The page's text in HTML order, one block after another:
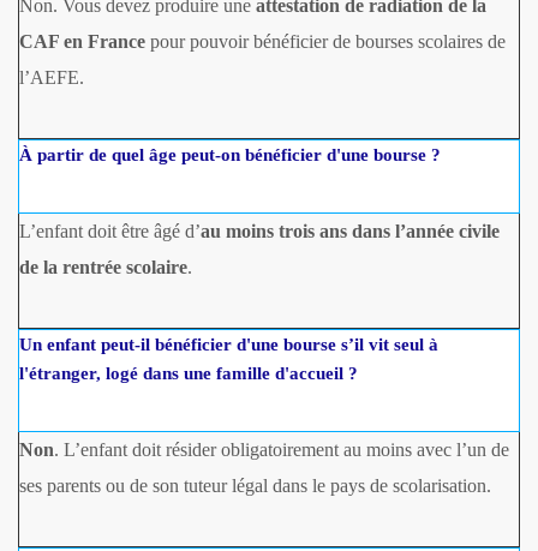
Non. Vous devez produire une attestation de radiation de la
CAF en France pour pouvoir bénéficier de bourses scolaires de
l’AEFE.
À partir de quel âge peut-on bénéficier d'une bourse ?
L’enfant doit être âgé d’au moins trois ans dans l’année civile
de la rentrée scolaire.
Un enfant peut-il bénéficier d'une bourse s’il vit seul à
l'étranger, logé dans une famille d'accueil ?
Non. L’enfant doit résider obligatoirement au moins avec l’un de
ses parents ou de son tuteur légal dans le pays de scolarisation.